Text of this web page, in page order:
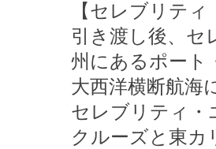
【セレブリテ
引き渡し後、セ
州にあるポート
大西洋横断航海
セレブリティ・
クルーズと東カ